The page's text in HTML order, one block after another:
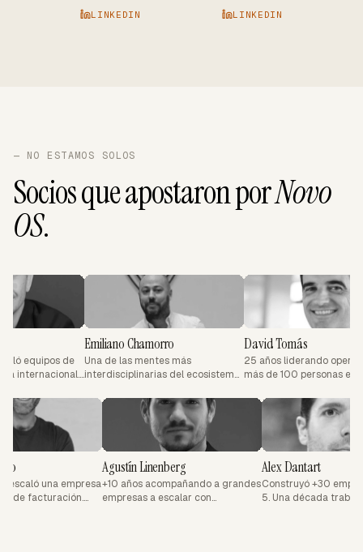
LINKEDIN LINKEDIN
— NO ESTAMOS SOLOS
Socios que apostaron porNovo
OS.
de
EC
Emiliano Chamorro
Una de las mentes más
interdisciplinarias del ecosistema
derecho, finanzas y
emprendimiento serial.
DT
David Tomás
25 años liderando operaciones
más de 100 personas en
seller.
JM
Mostazo
que escaló una empresa
USD de facturación.
AL
Agustín Linenberg
+10 años acompañando a grandes
empresas a escalar con
Alex Dantart
Construyó
5. Una